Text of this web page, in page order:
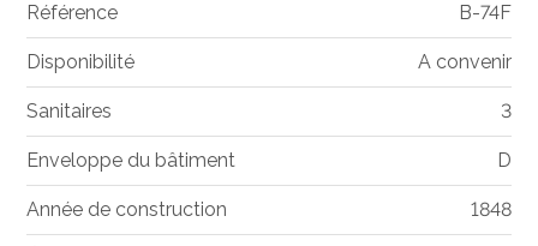
Référence B-74F
Disponibilité A convenir
Sanitaires 3
Enveloppe du bâtiment D
Année de construction 1848